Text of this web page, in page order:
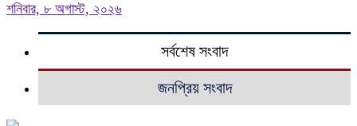
শনিবার, ৮ অগাস্ট, ২০২৬
সর্বশেষ সংবাদ
জনপ্রিয় সংবাদ